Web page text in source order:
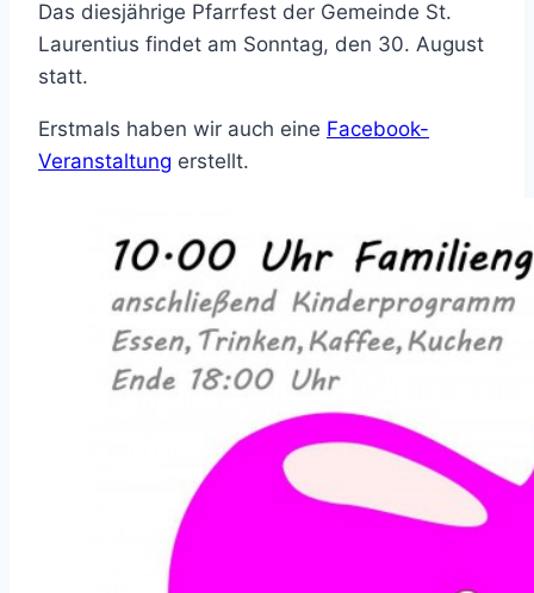
Das diesjährige Pfarrfest der Gemeinde St.
Laurentius findet am Sonntag, den 30. August
statt.
Erstmals haben wir auch eine Facebook-
Veranstaltung erstellt.